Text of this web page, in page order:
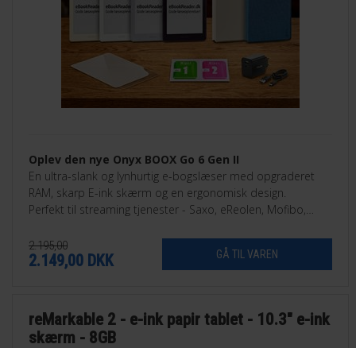
Oplev den nye Onyx BOOX Go 6 Gen II
En ultra-slank og lynhurtig e-bogslæser med opgraderet
RAM, skarp E-ink skærm og en ergonomisk design.
Perfekt til streaming tjenester - Saxo, eReolen, Mofibo,
2.195,00
2.149,00 DKK
reMarkable 2 - e-ink papir tablet - 10.3" e-ink
skærm - 8GB